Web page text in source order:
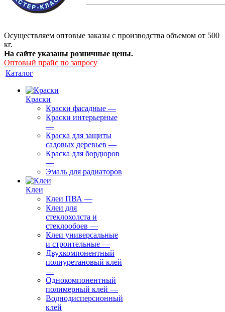
Осуществляем оптовые заказы с производства объемом от 500
кг.
На сайте указаны розничные цены.
Оптовый прайс по запросу
Каталог
Краски
Краски фасадные —
Краски интерьерные
—
Краска для защиты
садовых деревьев —
⁠Краска для бордюров
—
Эмаль для радиаторов
Клеи
Клеи ПВА —
Клеи для
стеклохолста и
стеклообоев —
Клеи универсальные
и строительные —
Двухкомпонентный
полиуретановый клей
—
Однокомпонентный
полимерный клей —
Воднодисперсионный
клей